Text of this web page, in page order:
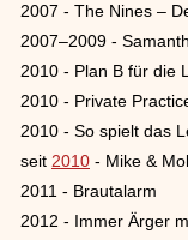
2007 - The Nines –
2007–2009 -
2010 - Plan B für die
2010 - Private
2010 - So spielt das
seit 2010 - Mike &
2011 - Brautalarm
2012 - Immer Ärger